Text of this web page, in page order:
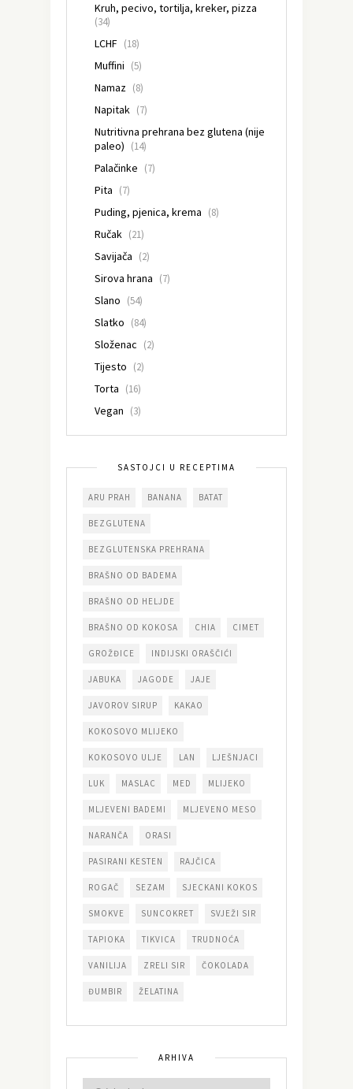
Kruh, pecivo, tortilja, kreker, pizza
(34)
LCHF (18)
Muffini (5)
Namaz (8)
Napitak (7)
Nutritivna prehrana bez glutena (nije
paleo) (14)
Palačinke (7)
Pita (7)
Puding, pjenica, krema (8)
Ručak (21)
Savijača (2)
Sirova hrana (7)
Slano (54)
Slatko (84)
Složenac (2)
Tijesto (2)
Torta (16)
Vegan (3)
SASTOJCI U RECEPTIMA
ARU PRAH BANANA BATAT
BEZGLUTENA
BEZGLUTENSKA PREHRANA
BRAŠNO OD BADEMA
BRAŠNO OD HELJDE
BRAŠNO OD KOKOSA CHIA CIMET
GROŽĐICE INDIJSKI ORAŠČIĆI
JABUKA JAGODE JAJE
JAVOROV SIRUP KAKAO
KOKOSOVO MLIJEKO
KOKOSOVO ULJE LAN LJEŠNJACI
LUK MASLAC MED MLIJEKO
MLJEVENI BADEMI MLJEVENO MESO
NARANČA ORASI
PASIRANI KESTEN RAJČICA
ROGAČ SEZAM SJECKANI KOKOS
SMOKVE SUNCOKRET SVJEŽI SIR
TAPIOKA TIKVICA TRUDNOĆA
VANILIJA ZRELI SIR ČOKOLADA
ĐUMBIR ŽELATINA
ARHIVA